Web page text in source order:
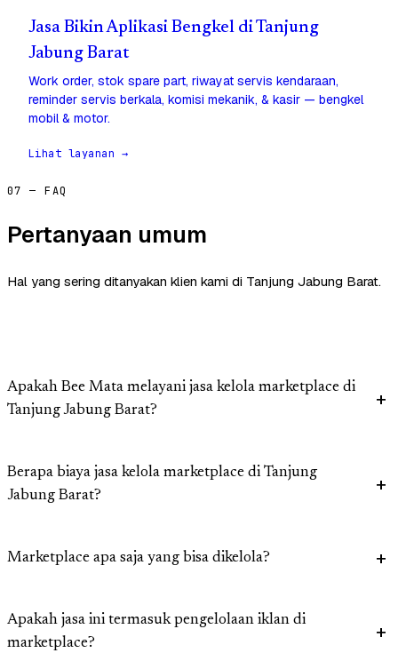
Jasa Bikin Aplikasi Bengkel di Tanjung
Jabung Barat
Work order, stok spare part, riwayat servis kendaraan,
reminder servis berkala, komisi mekanik, & kasir — bengkel
mobil & motor.
Lihat layanan →
07 — FAQ
Pertanyaan umum
Hal yang sering ditanyakan klien kami di Tanjung Jabung Barat.
Apakah Bee Mata melayani jasa kelola marketplace di
Tanjung Jabung Barat?
Berapa biaya jasa kelola marketplace di Tanjung
Jabung Barat?
Marketplace apa saja yang bisa dikelola?
Apakah jasa ini termasuk pengelolaan iklan di
marketplace?